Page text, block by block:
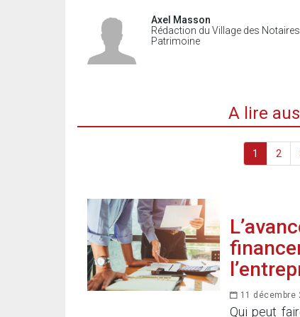
Axel Masson
Rédaction du Village des
Patrimoine
A lire
1 2
11 décembre
Qui peut